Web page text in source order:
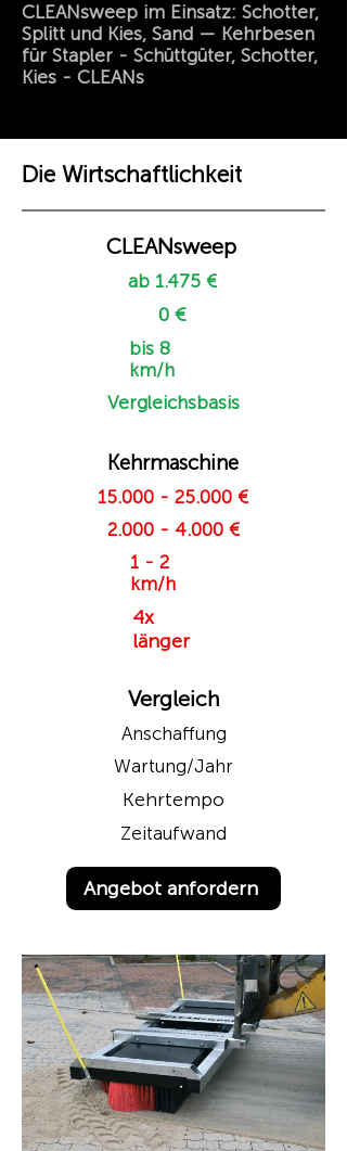
CLEANsweep im Einsatz: Schotter,
Splitt und Kies, Sand — Kehrbesen
für Stapler - Schüttgüter, Schotter,
Kies - CLEANs
Die Wirtschaftlichkeit
CLEANsweep
ab 1.475 €
0 €
bis 8
km/h
Vergleichsbasis
Kehrmaschine
15.000 - 25.000 €
2.000 - 4.000 €
1 - 2
km/h
4x
länger
Vergleich
Anschaffung
Wartung/Jahr
Kehrtempo
Zeitaufwand
Angebot anfordern